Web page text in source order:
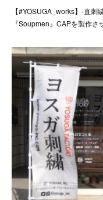
【#YOSUGA_works】-直
『Soupmen』CAPを製作